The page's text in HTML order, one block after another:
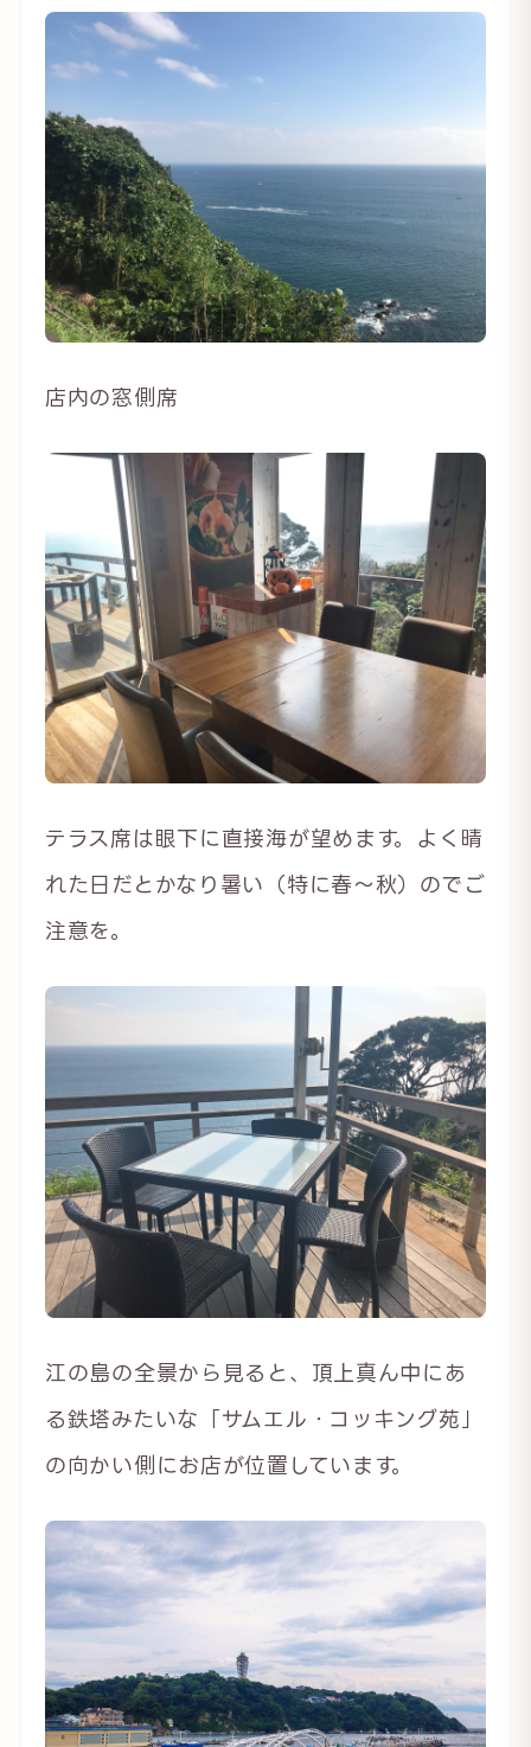
店内の窓側席
テラス席は眼下に直接海が望めます。よく晴
れた日だとかなり暑い（特に春〜秋）のでご
注意を。
江の島の全景から見ると、頂上真ん中にあ
る鉄塔みたいな「サムエル・コッキング苑」
の向かい側にお店が位置しています。